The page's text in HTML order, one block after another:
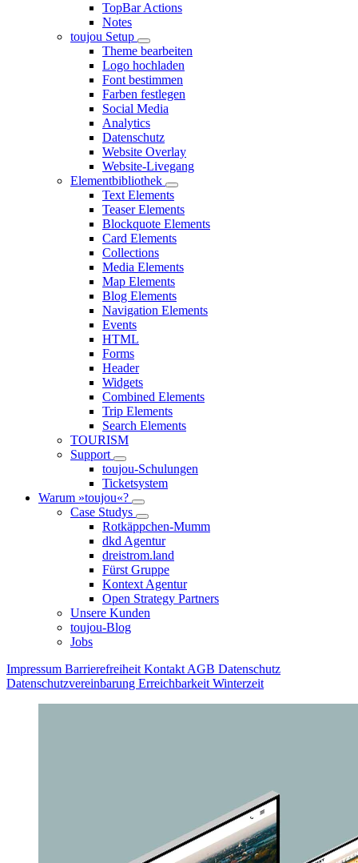
TopBar Actions
Notes
toujou Setup
Theme bearbeiten
Logo hochladen
Font bestimmen
Farben festlegen
Social Media
Analytics
Datenschutz
Website Overlay
Website-Livegang
Elementbibliothek
Text Elements
Teaser Elements
Blockquote Elements
Card Elements
Collections
Media Elements
Map Elements
Blog Elements
Navigation Elements
Events
HTML
Forms
Header
Widgets
Combined Elements
Trip Elements
Search Elements
TOURISM
Support
toujou-Schulungen
Ticketsystem
Warum »toujou«?
Case Studys
Rotkäppchen-Mumm
dkd Agentur
dreistrom.land
Fürst Gruppe
Kontext Agentur
Open Strategy Partners
Unsere Kunden
toujou-Blog
Jobs
Impressum Barrierefreiheit Kontakt AGB Datenschutz
Datenschutzvereinbarung Erreichbarkeit Winterzeit